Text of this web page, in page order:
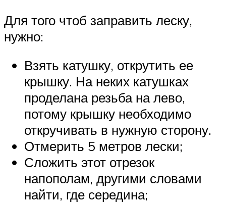
Для того чтоб заправить леску,
нужно:
Взять катушку, открутить ее
крышку. На неких катушках
проделана резьба на лево,
потому крышку необходимо
откручивать в нужную сторону.
Отмерить 5 метров лески;
Сложить этот отрезок
напополам, другими словами
найти, где середина;